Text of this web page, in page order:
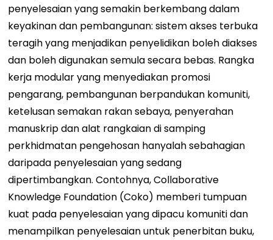
penyelesaian yang semakin berkembang dalam
keyakinan dan pembangunan: sistem akses terbuka
teragih yang menjadikan penyelidikan boleh diakses
dan boleh digunakan semula secara bebas. Rangka
kerja modular yang menyediakan promosi
pengarang, pembangunan berpandukan komuniti,
ketelusan semakan rakan sebaya, penyerahan
manuskrip dan alat rangkaian di samping
perkhidmatan pengehosan hanyalah sebahagian
daripada penyelesaian yang sedang
dipertimbangkan. Contohnya, Collaborative
Knowledge Foundation (Coko) memberi tumpuan
kuat pada penyelesaian yang dipacu komuniti dan
menampilkan penyelesaian untuk penerbitan buku,